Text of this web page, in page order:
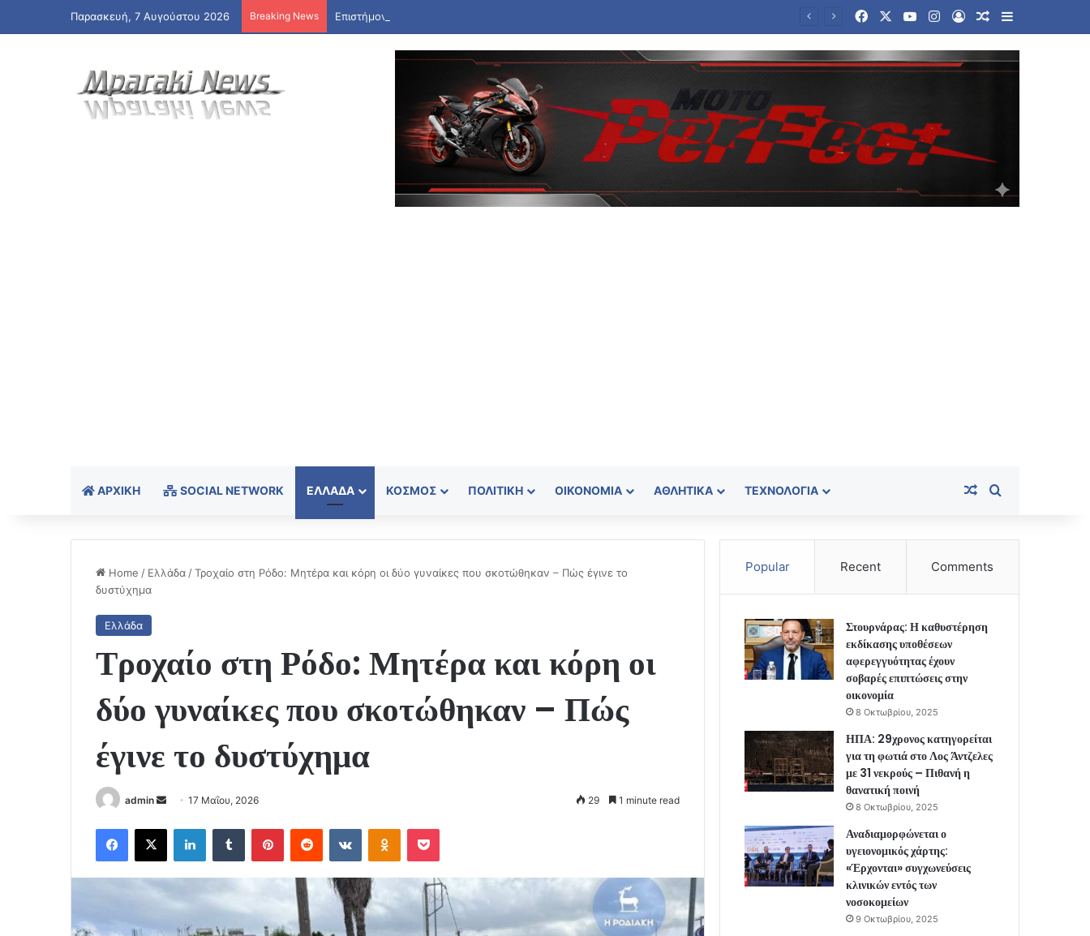
Παρασκευή, 7 Αυγούστου 2026 Breaking News FacebookYouTubeInstagram
Log InRandom Article
Sidebar
ΑΡΧΙΚΉ SOCIAL NETWORK ΕΛΛΆΔΑ ΚΌΣΜΟΣ ΠΟΛΙΤΙΚΉ ΟΙΚΟΝΟΜΊΑ ΑΘΛΗΤΙΚΆ ΤΕΧΝΟΛΟΓΊΑ Random Article
Home / Ελλάδα /Τροχαίο στη Ρόδο: Μητέρα και κόρη οι δύο γυναίκες που σκοτώθηκαν – Πώς έγινε το
δυστύχημα
Ελλάδα
Τροχαίο στη Ρόδο: Μητέρα και κόρη οι
δύο γυναίκες που σκοτώθηκαν – Πώς
έγινε το δυστύχημα
admin
Send
email
17 Μαΐου, 2026 29 1 minute read
Facebook
X LinkedInTumblr PinterestReddit VKontakteOdnoklassniki
Pocket
Popular Recent Comments
Στουρνάρας: Η καθυστέρηση
εκδίκασης υποθέσεων
αφερεγγυότητας έχουν
σοβαρές επιπτώσεις στην
οικονομία
8 Οκτωβρίου, 2025
ΗΠΑ: 29χρονος κατηγορείται
για τη φωτιά στο Λος Άντζελες
με 31 νεκρούς – Πιθανή η
θανατική ποινή
8 Οκτωβρίου, 2025
Αναδιαμορφώνεται ο
υγειονομικός χάρτης:
«Έρχονται» συγχωνεύσεις
κλινικών εντός των
νοσοκομείων
9 Οκτωβρίου, 2025